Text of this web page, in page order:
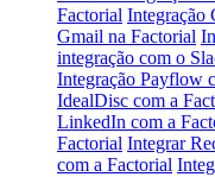
Factorial Integração
Gmail na Factorial
integração com o
Integração Payflow
IdealDisc com a
LinkedIn com a
Factorial Integrar
com a Factorial